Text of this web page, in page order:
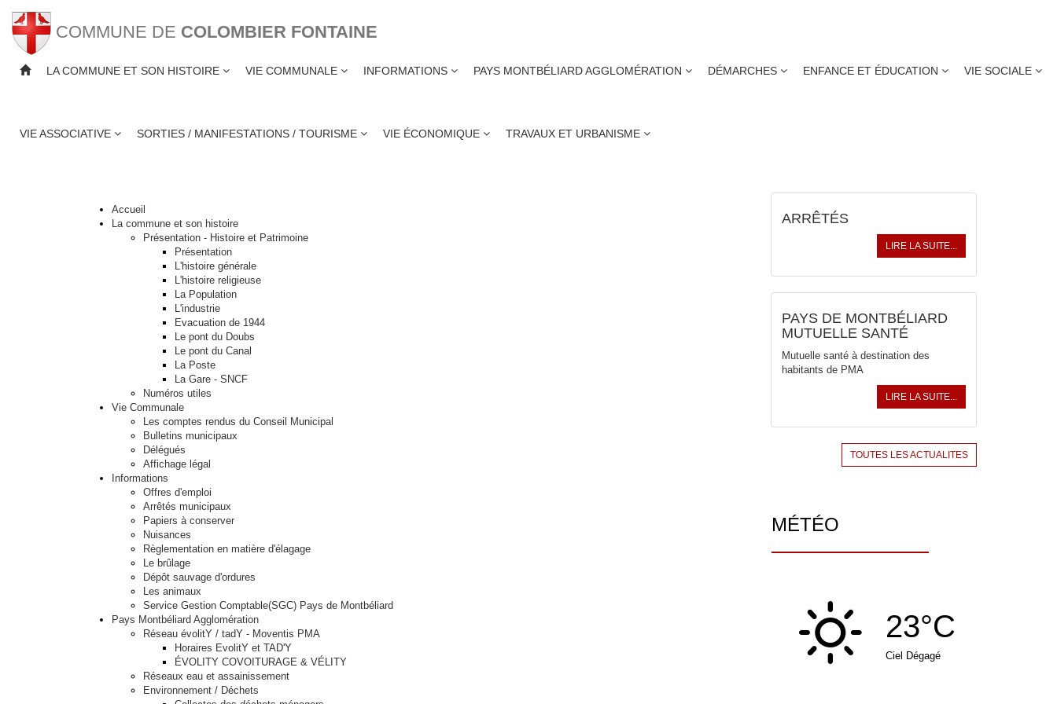
COMMUNE DE COLOMBIER FONTAINE
LA COMMUNE ET SON HISTOIRE VIE COMMUNALE INFORMATIONS PAYS MONTBÉLIARD AGGLOMÉRATION DÉMARCHES ENFANCE ET ÉDUCATION VIE SOCIALE
VIE ASSOCIATIVE SORTIES / MANIFESTATIONS / TOURISME VIE ÉCONOMIQUE TRAVAUX ET URBANISME
PLAN DU SITE
Accueil
La commune et son histoire
Présentation - Histoire et Patrimoine
Présentation
L'histoire générale
L'histoire religieuse
La Population
L'industrie
Evacuation de 1944
Le pont du Doubs
Le pont du Canal
La Poste
La Gare - SNCF
Numéros utiles
Vie Communale
Les comptes rendus du Conseil Municipal
Bulletins municipaux
Délégués
Affichage légal
Informations
Offres d'emploi
Arrêtés municipaux
Papiers à conserver
Nuisances
Règlementation en matière d'élagage
Le brûlage
Dépôt sauvage d'ordures
Les animaux
Service Gestion Comptable(SGC) Pays de Montbéliard
Pays Montbéliard Agglomération
Réseau évolitY / tadY - Moventis PMA
Horaires EvolitY et TAD'Y
ÉVOLITY COVOITURAGE & VÉLITY
Réseaux eau et assainissement
Environnement / Déchets
ARRÊTÉS
LIRE LA SUITE...
PAYS DE MONTBÉLIARD
MUTUELLE SANTÉ
Mutuelle santé à destination des
habitants de PMA
LIRE LA SUITE...
TOUTES LES ACTUALITES
MÉTÉO
23°C
Ciel Dégagé